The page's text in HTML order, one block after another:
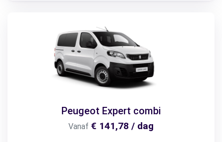
Peugeot Expert combi
Vanaf € 141,78 / dag